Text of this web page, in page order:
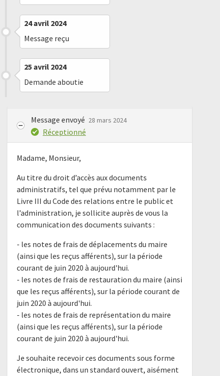
24 avril 2024
Message reçu
25 avril 2024
Demande aboutie
Message envoyé 28 mars 2024
Réceptionné
Madame, Monsieur,
Au titre du droit d’accès aux documents
administratifs, tel que prévu notamment par le
Livre III du Code des relations entre le public et
l’administration, je sollicite auprès de vous la
communication des documents suivants :
- les notes de frais de déplacements du maire
(ainsi que les reçus afférents), sur la période
courant de juin 2020 à aujourd'hui.
- les notes de frais de restauration du maire (ainsi
que les reçus afférents), sur la période courant de
juin 2020 à aujourd'hui.
- les notes de frais de représentation du maire
(ainsi que les reçus afférents), sur la période
courant de juin 2020 à aujourd'hui.
Je souhaite recevoir ces documents sous forme
électronique, dans un standard ouvert, aisément